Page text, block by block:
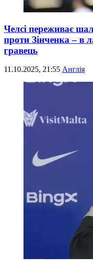
Челсі переживає
проти Зінченка – в
гравець
11.10.2025, 21:55 Англія